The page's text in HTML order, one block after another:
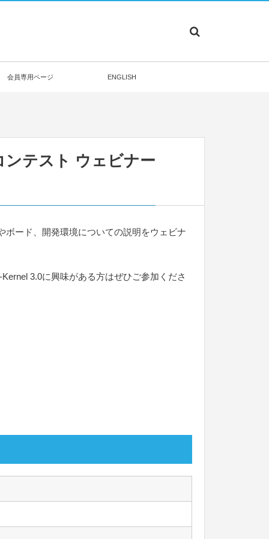
会員専用ページ ENGLISH
テスト ウェビナー
ード、開発環境についての説明をウェビナ
3.0に興味がある方はぜひご参加くださ